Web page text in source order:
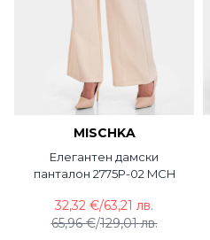
MISCHKA
Елегантен дамски
панталон 2775P-02 MCH
65,96 €/129,01 лв.
32,32 €/63,21 лв.